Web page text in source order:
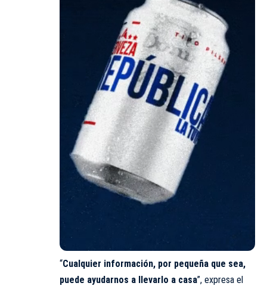
“Cualquier información, por pequeña que sea,
puede ayudarnos a llevarlo a casa”, expresa el